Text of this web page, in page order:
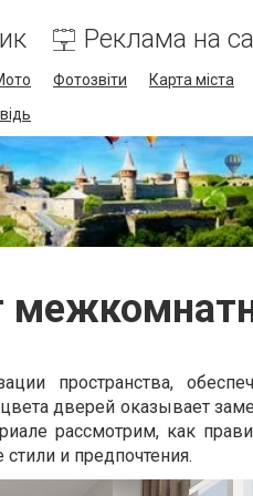
Реклама на
Фотозвіти Карта міста
пространства,
дверей оказывает
рассмотрим, как
и предпочтения.